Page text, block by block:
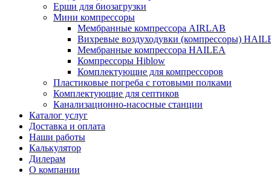
Ерши для биозагрузки
Мини компрессоры
Мембранные компрессора AIRLAB
Вихревые воздуходувки (компрессоры)
Мембранные компрессора HAILEA
Компрессоры Hiblow
Комплектующие для компрессоров
Пластиковые погреба с готовыми полками
Комплектующие для септиков
Канализационно-насосные станции
Каталог услуг
Доставка и оплата
Наши работы
Калькулятор
Дилерам
О компании